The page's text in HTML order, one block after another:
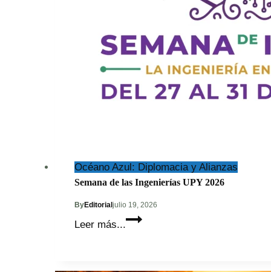
Océano Azul: Diplomacia y Alianzas
Semana de las Ingenierías UPY 2026
ByEditorialjulio 19, 2026
Leer más...
Semana